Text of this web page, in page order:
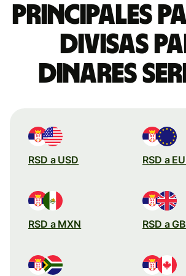
Principales
divisas
dinares
RSD a USD RSD a
RSD a MXN RSD a